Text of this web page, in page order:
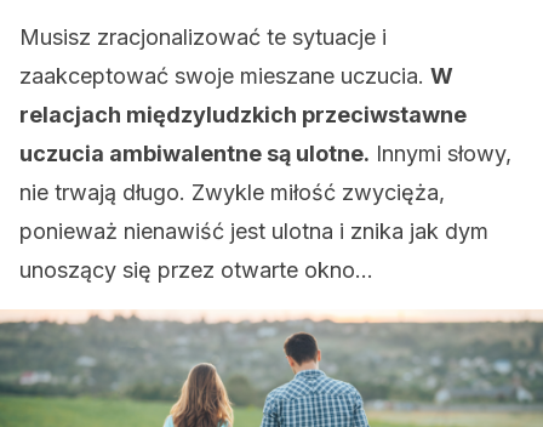
Musisz zracjonalizować te sytuacje i
zaakceptować swoje mieszane uczucia. W
relacjach międzyludzkich przeciwstawne
uczucia ambiwalentne są ulotne. Innymi słowy,
nie trwają długo. Zwykle miłość zwycięża,
ponieważ nienawiść jest ulotna i znika jak dym
unoszący się przez otwarte okno…